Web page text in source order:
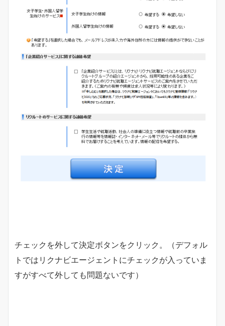
チェックを外して決定ボタンをクリック。（デフォル
トではリクナビエージェントにチェックが入っていま
すがすべて外しても問題ないです）